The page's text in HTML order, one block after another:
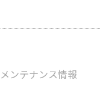
メンテナンス情報